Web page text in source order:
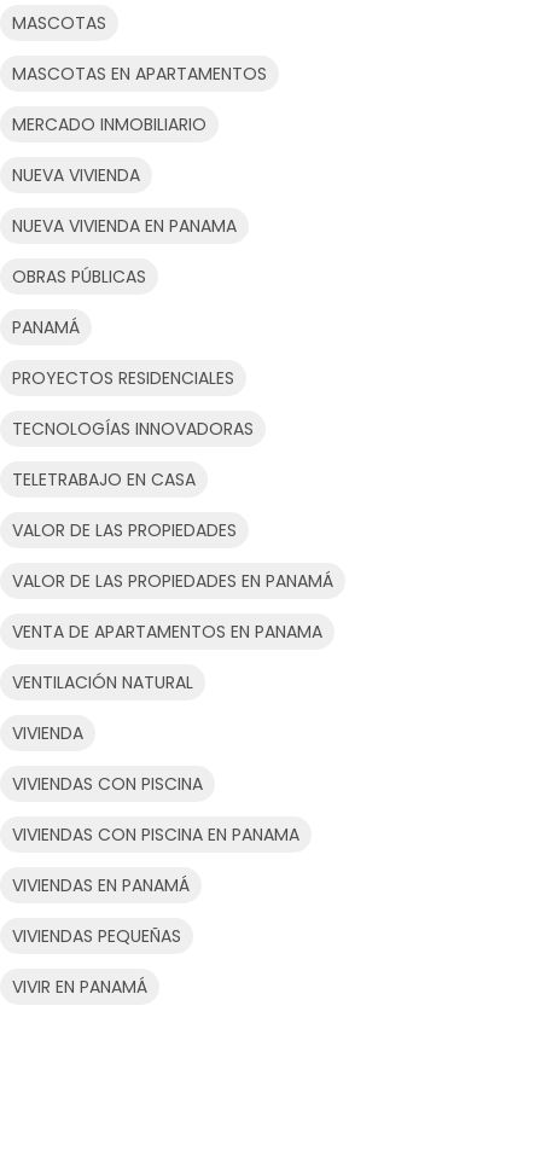
MASCOTAS
MASCOTAS EN APARTAMENTOS
MERCADO INMOBILIARIO
NUEVA VIVIENDA
NUEVA VIVIENDA EN PANAMA
OBRAS PÚBLICAS
PANAMÁ
PROYECTOS RESIDENCIALES
TECNOLOGÍAS INNOVADORAS
TELETRABAJO EN CASA
VALOR DE LAS PROPIEDADES
VALOR DE LAS PROPIEDADES EN PANAMÁ
VENTA DE APARTAMENTOS EN PANAMA
VENTILACIÓN NATURAL
VIVIENDA
VIVIENDAS CON PISCINA
VIVIENDAS CON PISCINA EN PANAMA
VIVIENDAS EN PANAMÁ
VIVIENDAS PEQUEÑAS
VIVIR EN PANAMÁ